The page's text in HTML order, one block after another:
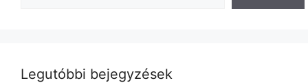
Legutóbbi bejegyzések